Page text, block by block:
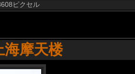
ピクセル
海摩天楼